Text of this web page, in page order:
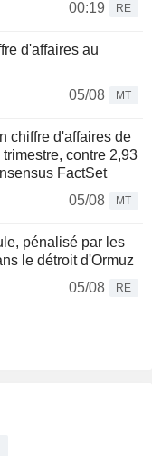
00:19
RE
d'affaires au
05/08
MT
chiffre d'affaires de
contre 2,93
FactSet
05/08
MT
pénalisé par les
le détroit d'Ormuz
05/08
RE